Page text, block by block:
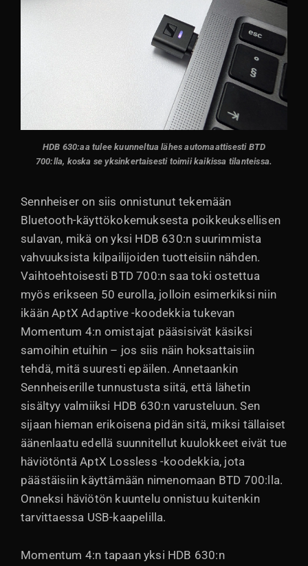
HDB 630:aa tulee kuunneltua lähes automaattisesti BTD
700:lla, koska se yksinkertaisesti toimii kaikissa tilanteissa.
Sennheiser on siis onnistunut tekemään
Bluetooth-käyttökokemuksesta poikkeuksellisen
sulavan, mikä on yksi HDB 630:n suurimmista
vahvuuksista kilpailijoiden tuotteisiin nähden.
Vaihtoehtoisesti BTD 700:n saa toki ostettua
myös erikseen 50 eurolla, jolloin esimerkiksi niin
ikään AptX Adaptive -koodekkia tukevan
Momentum 4:n omistajat pääsisivät käsiksi
samoihin etuihin – jos siis näin hoksattaisiin
tehdä, mitä suuresti epäilen. Annetaankin
Sennheiserille tunnustusta siitä, että lähetin
sisältyy valmiiksi HDB 630:n varusteluun. Sen
sijaan hieman erikoisena pidän sitä, miksi tällaiset
äänenlaatu edellä suunnitellut kuulokkeet eivät tue
häviötöntä AptX Lossless -koodekkia, jota
päästäisiin käyttämään nimenomaan BTD 700:lla.
Onneksi häviötön kuuntelu onnistuu kuitenkin
tarvittaessa USB-kaapelilla.
Momentum 4:n tapaan yksi HDB 630:n